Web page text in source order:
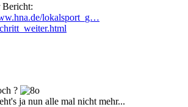
Bericht:
lokalsport_g…
?
ja nun alle mal nicht mehr...